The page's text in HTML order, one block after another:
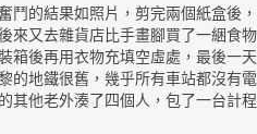
鬥的結果如照片，剪完兩個紙盒後，
來又去雜貨店比手畫腳買了一綑食物
箱後再用衣物充填空虛處，最後一天
的地鐵很舊，幾乎所有車站都沒有電
其他老外湊了四個人，包了一台計程